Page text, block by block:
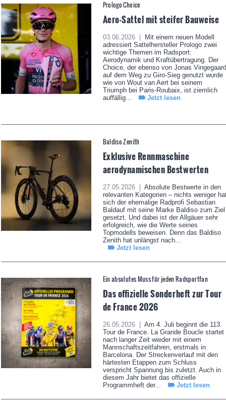
Prologo Choice
Aero-Sattel mit steifer Bauweise
03.06.2026 |
Mit einem neuen Modell
adressiert Sattelhersteller Prologo zwei
wichtige Themen im Radsport:
Aerodynamik und Kraftübertragung. Der
Choice, der ebenso von Jonas Vingegaard
auf dem Weg zu Giro-Sieg genutzt wurde
wie von Wout van Aert bei seinem
Triumph bei Paris-Roubaix, ist ziemlich
auffällig...
Jetzt lesen
Baldiso Zenith
Exklusive Rennmaschine
aerodynamischen Bestwerten
27.05.2026 |
Absolute Bestwerte in den
relevanten Kategorien – nichts weniger
sich der ehemalige Radprofi Sebastian
Baldauf mit seine Marke Baldiso zum Ziel
gesetzt. Und dabei ist der Allgäuer sehr
erfolgreich, wie die Werte seines
Topmodells beweisen. Denn das Baldiso
Zenith hat unlängst nach...
Jetzt lesen
Ein absolutes Muss für jeden Radsportfan
Das offizielle Sonderheft zur Tour
de France 2026
26.05.2026 |
Am 4. Juli beginnt die 113.
Tour de France. La Grande Boucle startet
nach langer Zeit wieder mit einem
Mannschaftszeitfahren, erstmals in
Barcelona. Der Streckenverlauf mit den
härtesten Etappen zum Schluss
verspricht Spannung bis zuletzt. Auch in
diesem Jahr bietet das offizielle
Programmheft der...
Jetzt lesen